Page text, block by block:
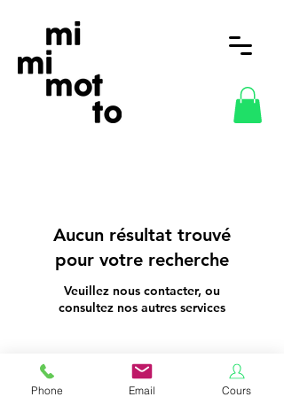
Aucun résultat trouvé
pour votre recherche
Veuillez nous contacter, ou
consultez nos autres services
Phone Email Cours